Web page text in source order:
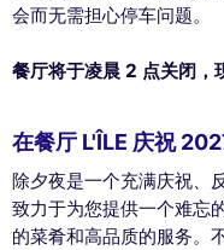
会而无需担心停车问题。
餐厅将于凌晨 2 点关闭，
在餐厅 L'ÎLE 庆祝
除夕夜是一个充满庆祝、
致力于为您提供一个难忘
的菜肴和高品质的服务。